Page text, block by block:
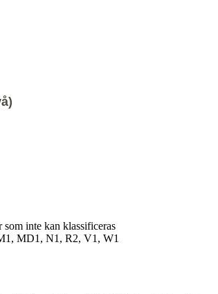
inte kan klassificeras
MD1, N1, R2, V1, W1